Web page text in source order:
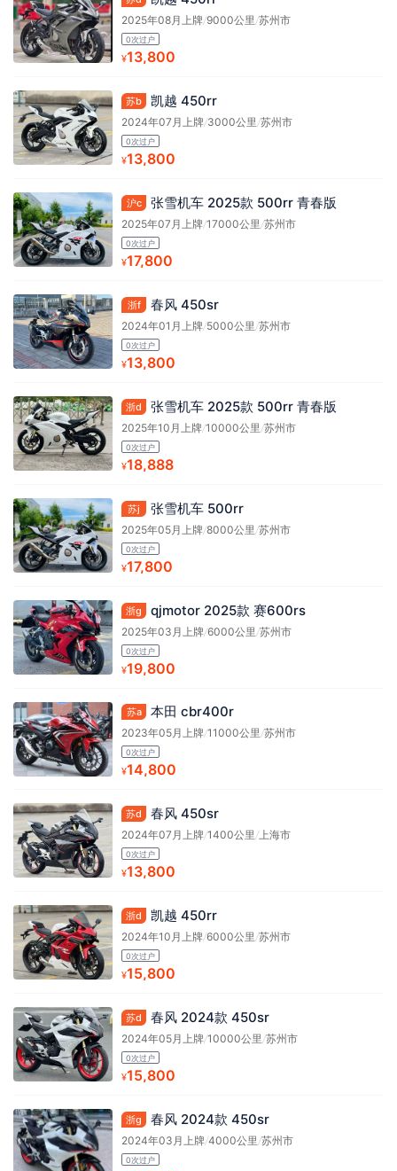
2025年08月上牌/9000公里/苏州市
0次过户
¥13,800
苏b 凯越 450rr
2024年07月上牌/3000公里 /苏州市
0次过户
¥13,800
沪c 张雪机车 2025款 500rr 青春版
2025年07月上牌/17000公里 /苏州市
0次过户
¥17,800
浙f 春风 450sr
2024年01月上牌/5000公里 /苏州市
0次过户
¥13,800
浙d 张雪机车 2025款 500rr 青春版
2025年10月上牌/10000公里 /苏州市
0次过户
¥18,888
苏j 张雪机车 500rr
2025年05月上牌/8000公里 /苏州市
0次过户
¥17,800
浙g qjmotor 2025款 赛600rs
2025年03月上牌/6000公里 /苏州市
0次过户
¥19,800
苏a 本田 cbr400r
2023年05月上牌/11000公里/苏州市
0次过户
¥14,800
苏d 春风 450sr
2024年07月上牌/1400公里/上海市
0次过户
¥13,800
浙d 凯越 450rr
2024年10月上牌/6000公里/苏州市
0次过户
¥15,800
苏d 春风 2024款 450sr
2024年05月上牌/10000公里/苏州市
0次过户
¥15,800
浙g 春风 2024款 450sr
2024年03月上牌/4000公里/苏州市
0次过户